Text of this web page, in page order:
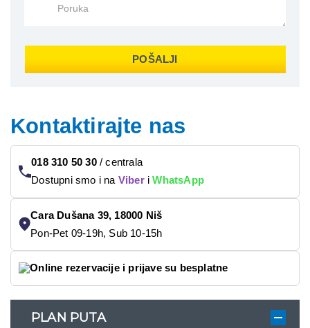
POŠALJI
Kontaktirajte nas
018 310 50 30/centrala
Dostupni smo i na ViberiWhatsApp
Cara Dušana 39, 18000 Niš
Pon-Pet 09-19h, Sub 10-15h
Online rezervacije i prijave su besplatne
PLAN PUTA